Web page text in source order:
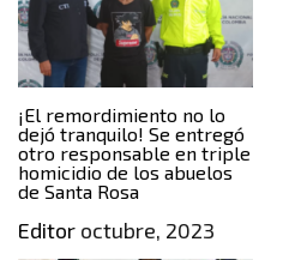
¡El remordimiento no lo
dejó tranquilo! Se entregó
otro responsable en triple
homicidio de los abuelos
de Santa Rosa
Editor octubre, 2023